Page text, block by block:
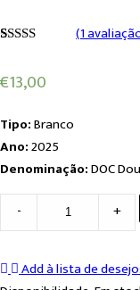
customer
rating
(1
€13,00
Tipo:Branco
Ano:2025
Denominação:DOC
da
BRANCO
- +
Add à lista de